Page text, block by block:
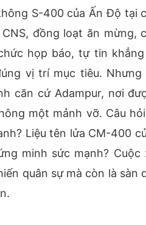
S-400 của Ấn Độ tại
đồng loạt ăn mừng,
họp báo, tự tin
vị trí mục tiêu.
căn cứ Adampur, nơi
một mảnh vỡ. Câu
Liệu tên lửa CM-400
minh sức mạnh?
quân sự mà còn là